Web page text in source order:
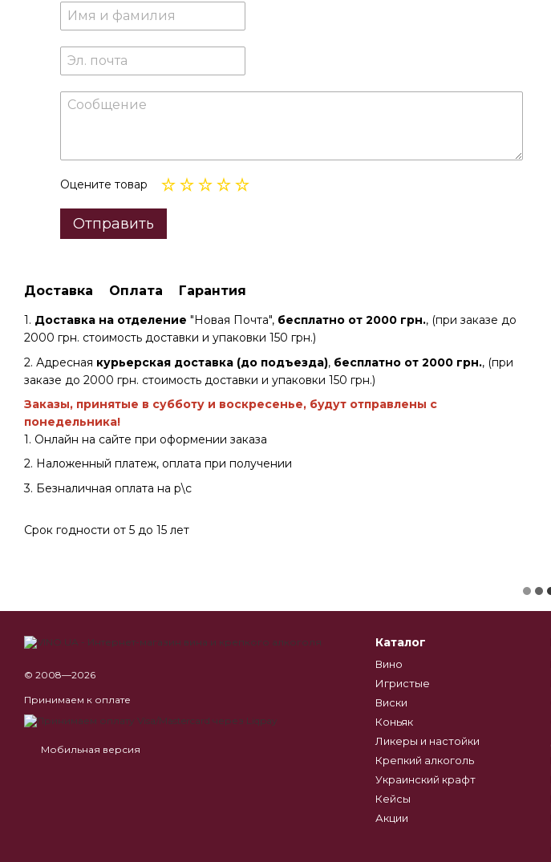
Оцените товар
Отправить
Доставка Оплата Гарантия
1. Доставка на отделение "Новая Почта", бесплатно от 2000 грн., (при заказе до
2000 грн. стоимость доставки и упаковки 150 грн.)
2. Адресная курьерская доставка (до подъезда), бесплатно от 2000 грн., (при
заказе до 2000 грн. стоимость доставки и упаковки 150 грн.)
Заказы, принятые в субботу и воскресенье, будут отправлены с
понедельника!
1. Онлайн на сайте при оформении заказа
2. Наложенный платеж, оплата при получении
3. Безналичная оплата на р\с
Срок годности от 5 до 15 лет
© 2008—2026
Принимаем к оплате
Мобильная версия
Каталог
Вино
Игристые
Виски
Коньяк
Ликеры и настойки
Крепкий алкоголь
Украинский крафт
Кейсы
Акции